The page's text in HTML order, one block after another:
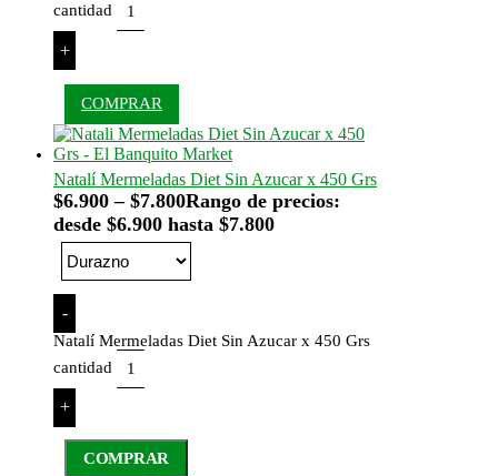
cantidad
+
COMPRAR
Natalí Mermeladas Diet Sin Azucar x 450 Grs
$6.900 – $7.800Rango de precios:
desde $6.900 hasta $7.800
-
Natalí Mermeladas Diet Sin Azucar x 450 Grs
cantidad
+
COMPRAR